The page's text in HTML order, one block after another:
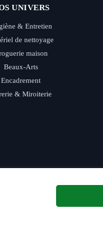
UNIVERS
& Entretien
de nettoyage
maison
Beaux-Arts
Encadrement
& Miroiterie